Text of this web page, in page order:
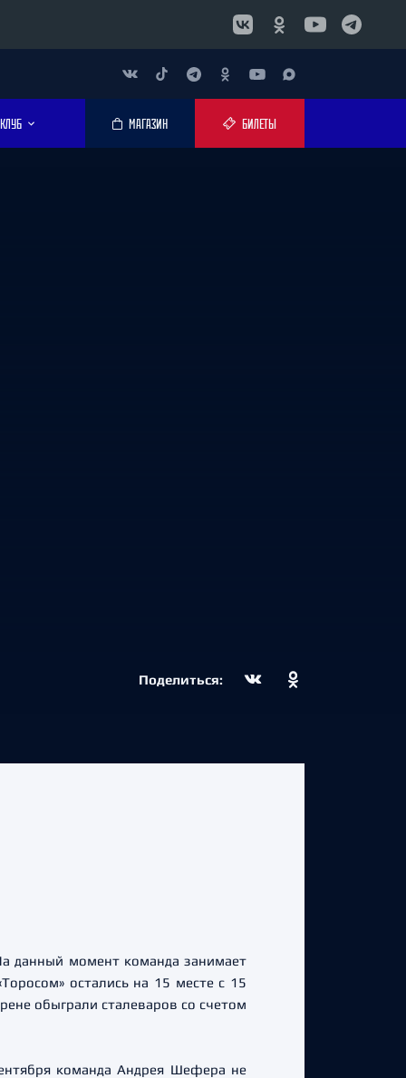
КЛУБ МАГАЗИН БИЛЕТЫ
Поделиться:
данный момент команда занимает
остались на 15 месте с 15
обыграли сталеваров со счетом
команда Андрея Шефера не